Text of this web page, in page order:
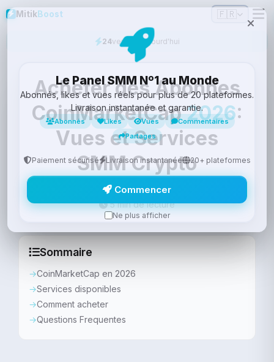
Mitik Boost 🇫🇷
24vendus aujourd'hui
Acheter des Abonnes
CoinMarketCap2026:
Vues et Services
SMM Crypto
29 Mars 2026·Equipe Mitik
5 min de lecture
Sommaire
CoinMarketCap en 2026
Services disponibles
Comment acheter
Questions Frequentes
Le Panel SMM Nº1 au Monde
Abonnés, likes et vues réels pour plus de 20 plateformes.
Livraison instantanée et garantie.
Abonnés Likes Vues
Commentaires
Partages
Paiement sécurisé Livraison instantanée 20+ plateformes
Commencer
Ne plus afficher